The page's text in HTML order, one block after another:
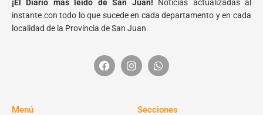
¡El Diario más leído de San Juan! Noticias actualizadas al
instante con todo lo que sucede en cada departamento y en cada
localidad de la Provincia de San Juan.
Menú Secciones